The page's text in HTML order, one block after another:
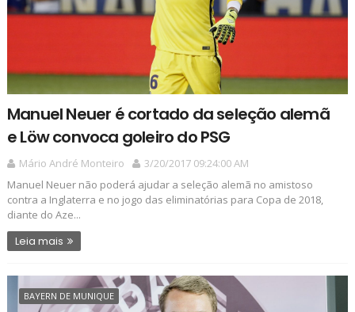
Manuel Neuer é cortado da seleção alemã
e Löw convoca goleiro do PSG
Mário André Monteiro
3/20/2017 09:24:00 AM
Manuel Neuer não poderá ajudar a seleção alemã no amistoso
contra a Inglaterra e no jogo das eliminatórias para Copa de 2018,
diante do Aze...
Leia mais
BAYERN DE MUNIQUE